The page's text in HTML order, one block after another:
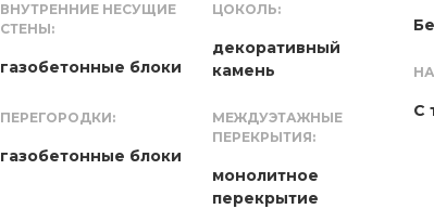
ВНУТРЕННИЕ НЕСУЩИЕ
СТЕНЫ:
газобетонные блоки
ЦОКОЛЬ:
декоративный
камень
ПЕРЕГОРОДКИ:
газобетонные блоки
МЕЖДУЭТАЖНЫЕ
ПЕРЕКРЫТИЯ:
монолитное
перекрытие
С